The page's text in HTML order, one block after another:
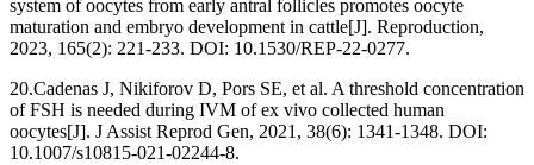
system of oocytes from early antral follicles promotes oocyte
maturation and embryo development in cattle[J]. Reproduction,
2023, 165(2): 221-233. DOI: 10.1530/REP-22-0277.
20.Cadenas J, Nikiforov D, Pors SE, et al. A threshold concentration
of FSH is needed during IVM of ex vivo collected human
oocytes[J]. J Assist Reprod Gen, 2021, 38(6): 1341-1348. DOI:
10.1007/s10815-021-02244-8.